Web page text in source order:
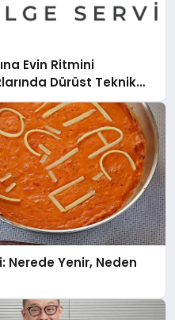
Evin Ritmini
Dürüst Teknik
Nerede Yenir, Neden